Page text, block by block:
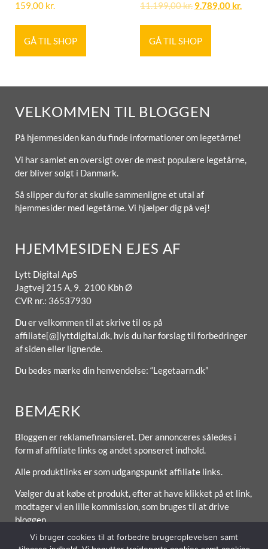
159,00 kr.
GÅ TIL SHOP
11.199,00kr. 9.789,00 kr.
GÅ TIL SHOP
VELKOMMEN TIL BLOGGEN
På hjemmesiden kan du finde informationer om legetårne!
Vi har samlet en oversigt over de mest populære legetårne,
der bliver solgt i Danmark.
Så slipper du for at skulle sammenligne et utal af
hjemmesider med legetårne. Vi hjælper dig på vej!
HJEMMESIDEN EJES AF
Lytt Digital ApS
Jagtvej 215 A, 9. 2100 Kbh Ø
CVR nr.: 36537930
Du er velkommen til at skrive til os på
affiliate[@]lyttdigital.dk, hvis du har forslag til forbedringer
af siden eller lignende.
Du bedes mærke din henvendelse: “Legetaarn.dk”
BEMÆRK
Bloggen er reklamefinansieret. Der annonceres således i
form af affiliate links og andet sponseret indhold.
Alle produktlinks er som udgangspunkt affiliate links.
Vælger du at købe et produkt, efter at have klikket på et link,
modtager vi en lille kommission, som bruges til at drive
bloggen.
Vi bruger cookies til at forbedre brugeroplevelsen samt